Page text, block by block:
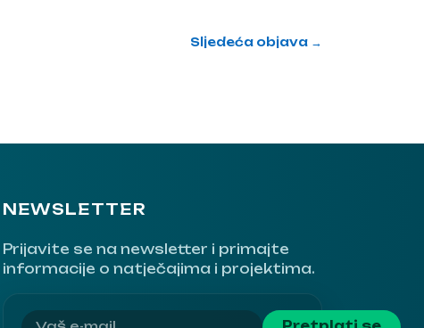
Sljedeća objava →
NEWSLETTER
Prijavite se na newsletter i primajte
informacije o natječajima i projektima.
Vaša